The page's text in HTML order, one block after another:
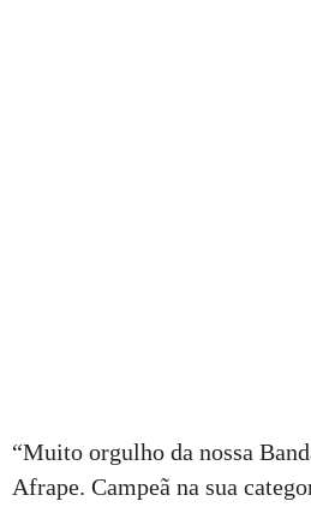
“Muito orgulho da nossa
Afrape. Campeã na sua